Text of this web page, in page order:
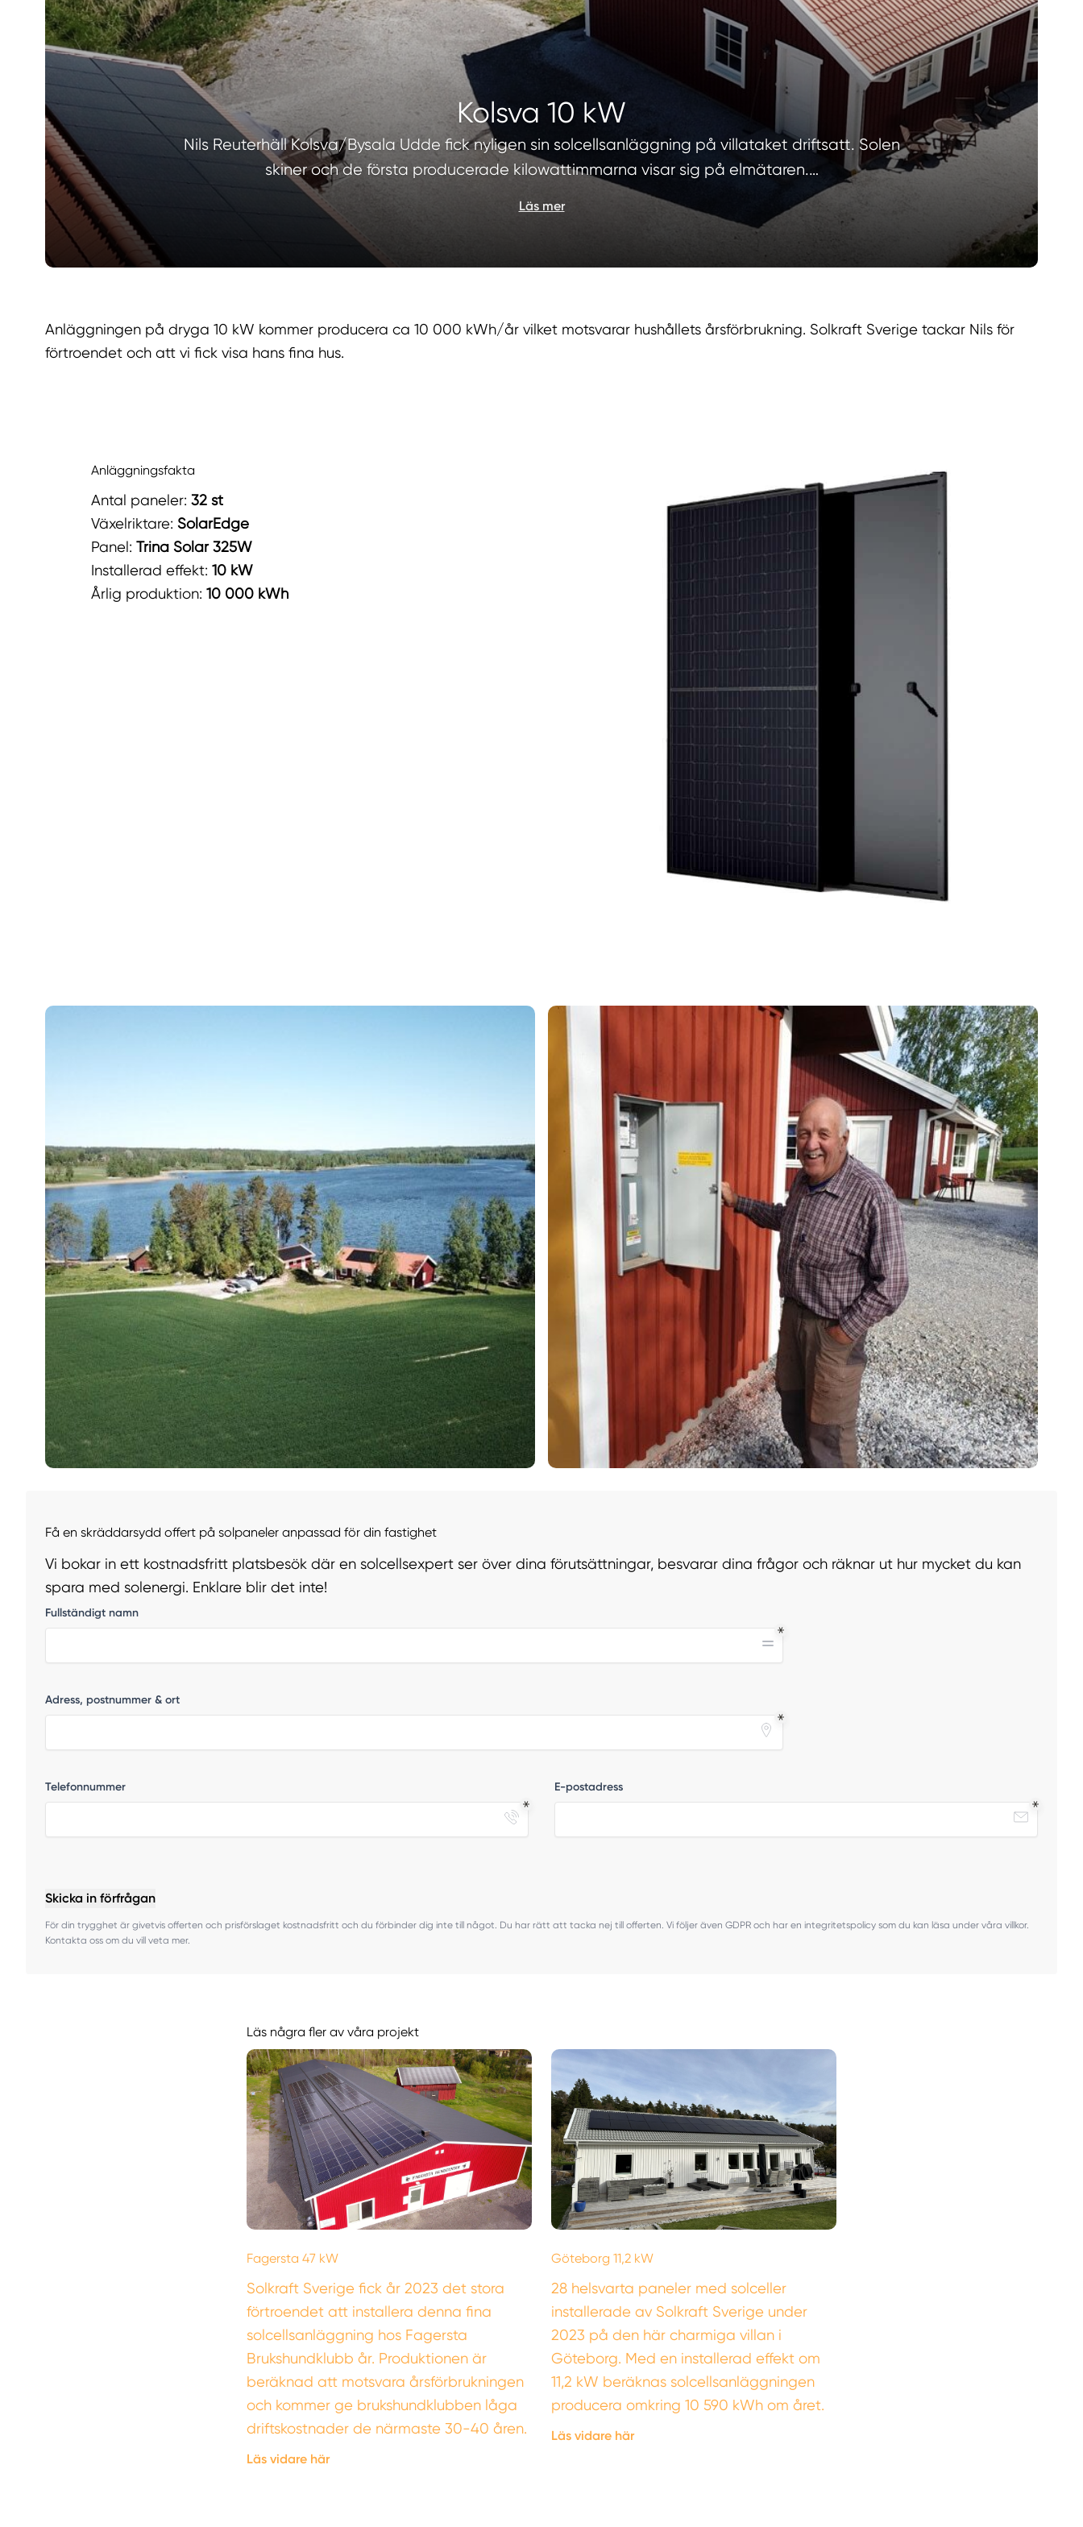
Kolsva 10 kW
Nils Reuterhäll Kolsva/Bysala Udde fick nyligen sin solcellsanläggning på villataket driftsatt. Solen
skiner och de första producerade kilowattimmarna visar sig på elmätaren.…
Läs mer
Anläggningen på dryga 10 kW kommer producera ca 10 000 kWh/år vilket motsvarar hushållets årsförbrukning. Solkraft Sverige tackar Nils för
förtroendet och att vi fick visa hans fina hus.
Anläggningsfakta
Antal paneler: 32 st
Växelriktare: SolarEdge
Panel: Trina Solar 325W
Installerad effekt: 10 kW
Årlig produktion: 10 000 kWh
Få en skräddarsydd offert på solpaneler anpassad för din fastighet
Vi bokar in ett kostnadsfritt platsbesök där en solcellsexpert ser över dina förutsättningar, besvarar dina frågor och räknar ut hur mycket du kan
spara med solenergi. Enklare blir det inte!
Fullständigt namn
Adress, postnummer & ort
Telefonnummer E-postadress
Skicka in förfrågan
För din trygghet är givetvis offerten och prisförslaget kostnadsfritt och du förbinder dig inte till något. Du har rätt att tacka nej till offerten. Vi följer även GDPR och har en integritetspolicy som du kan läsa under våra villkor.
Kontakta oss om du vill veta mer.
Läs några fler av våra projekt
Fagersta 47 kW
Solkraft Sverige fick år 2023 det stora
förtroendet att installera denna fina
solcellsanläggning hos Fagersta
Brukshundklubb år. Produktionen är
beräknad att motsvara årsförbrukningen
och kommer ge brukshundklubben låga
driftskostnader de närmaste 30-40 åren.
Läs vidare här
Göteborg 11,2 kW
28 helsvarta paneler med solceller
installerade av Solkraft Sverige under
2023 på den här charmiga villan i
Göteborg. Med en installerad effekt om
11,2 kW beräknas solcellsanläggningen
producera omkring 10 590 kWh om året.
Läs vidare här